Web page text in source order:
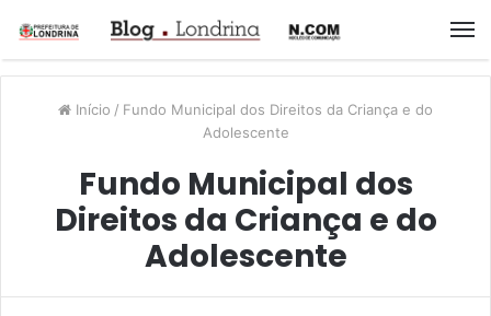
Início / Fundo Municipal dos Direitos da Criança e do
Adolescente
Fundo Municipal dos
Direitos da Criança e do
Adolescente